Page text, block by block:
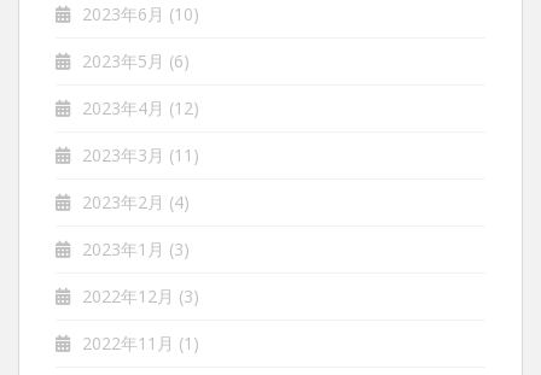
2023年6月 (10)
2023年5月 (6)
2023年4月 (12)
2023年3月 (11)
2023年2月 (4)
2023年1月 (3)
2022年12月 (3)
2022年11月 (1)